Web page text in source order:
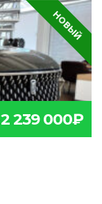
НОВЫЙ
2 239 000₽